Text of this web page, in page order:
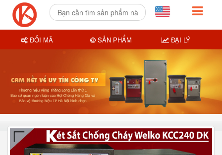
ĐỔI MÃ SẢN PHẨM ĐẠI LÝ